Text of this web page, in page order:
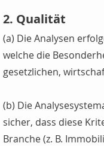
2. Qualität
(a) Die Analysen
welche die
gesetzlichen,
(b) Die
sicher, dass diese
Branche (z. B.